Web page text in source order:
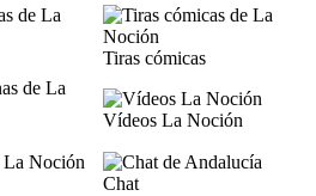
Tiras cómicas
Vídeos La Noción
Chat